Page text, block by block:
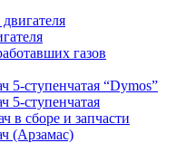
газов
5-ступенчатая “Dymos”
5-ступенчатая
в сборе и запчасти
(Арзамас)